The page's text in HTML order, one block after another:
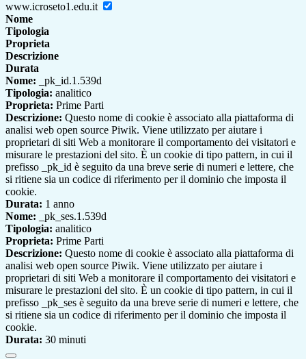
www.icroseto1.edu.it
Nome
Tipologia
Proprieta
Descrizione
Durata
Nome: _pk_id.1.539d
Tipologia: analitico
Proprieta: Prime Parti
Descrizione: Questo nome di cookie è associato alla piattaforma di
analisi web open source Piwik. Viene utilizzato per aiutare i
proprietari di siti Web a monitorare il comportamento dei visitatori e
misurare le prestazioni del sito. È un cookie di tipo pattern, in cui il
prefisso _pk_id è seguito da una breve serie di numeri e lettere, che
si ritiene sia un codice di riferimento per il dominio che imposta il
cookie.
Durata: 1 anno
Nome: _pk_ses.1.539d
Tipologia: analitico
Proprieta: Prime Parti
Descrizione: Questo nome di cookie è associato alla piattaforma di
analisi web open source Piwik. Viene utilizzato per aiutare i
proprietari di siti Web a monitorare il comportamento dei visitatori e
misurare le prestazioni del sito. È un cookie di tipo pattern, in cui il
prefisso _pk_ses è seguito da una breve serie di numeri e lettere, che
si ritiene sia un codice di riferimento per il dominio che imposta il
cookie.
Durata: 30 minuti